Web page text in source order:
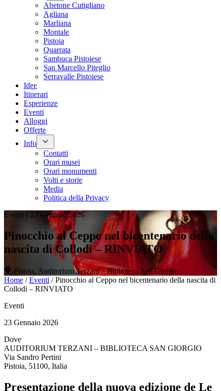
Abetone Cutigliano
Agliana
Marliana
Montale
Pistoia
Quarrata
Sambuca Pistoiese
San Marcello Piteglio
Serravalle Pistoiese
Idee
Itinerari
Esperienze
Eventi
Alloggi
Offerte
Info
Contatti
Orari musei
Orari monumenti
Volti e storie
Media
Politica della Privacy
Eventi / 23 Gennaio 2026
Pinocchio al Ceppo nel bicentenario della
nascita di Collodi – RINVIATO
Pistoia, Auditorium Terzani – Biblioteca San Giorgio
Home /Eventi /Pinocchio al Ceppo nel bicentenario della nascita di
Collodi – RINVIATO
Eventi
23 Gennaio 2026
Dove
AUDITORIUM TERZANI – BIBLIOTECA SAN GIORGIO
Via Sandro Pertini
Pistoia, 51100, Italia
Presentazione della nuova edizione de Le